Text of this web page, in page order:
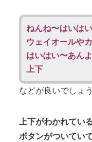
ねんね〜はいは
ウェイオールや
はいはい〜あん
上下
などが良いでしょう
上下がわかれてい
ボタンがついてい